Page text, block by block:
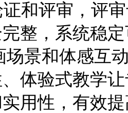
和评审，评
整，系统稳
场景和体感互
体验式教学
用性，有效